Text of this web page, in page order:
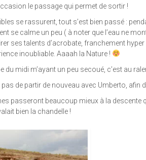
le passage qui permet de sortir !
se rassurent, tout s’est bien passé :
se calme un peu ( à noter que l’eau ne
ses talents d’acrobate, franchement
inoubliable. Aaaah la Nature !
du midi m’ayant un peu secoué, c’est au
de partir de nouveau avec Umberto, afin
passeront beaucoup mieux à la descente
bien la chandelle !